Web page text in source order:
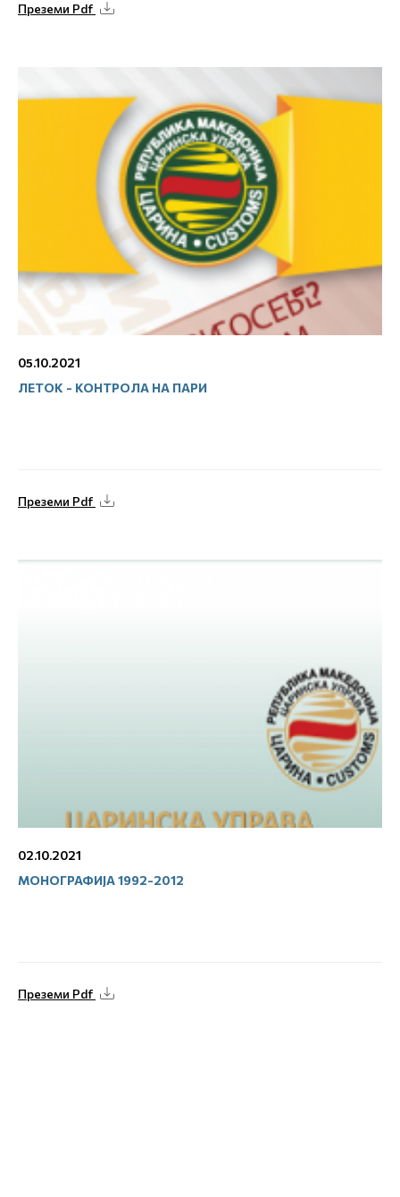
Преземи Pdf
05.10.2021
ЛЕТОК - КОНТРОЛА НА ПАРИ
Преземи Pdf
02.10.2021
МОНОГРАФИЈА 1992-2012
Преземи Pdf